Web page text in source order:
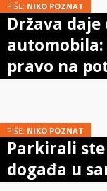
PIŠE: NIKO POZNAT
Država
pravo na
PIŠE: NIKO POZNAT
Parkirali ste
događa u